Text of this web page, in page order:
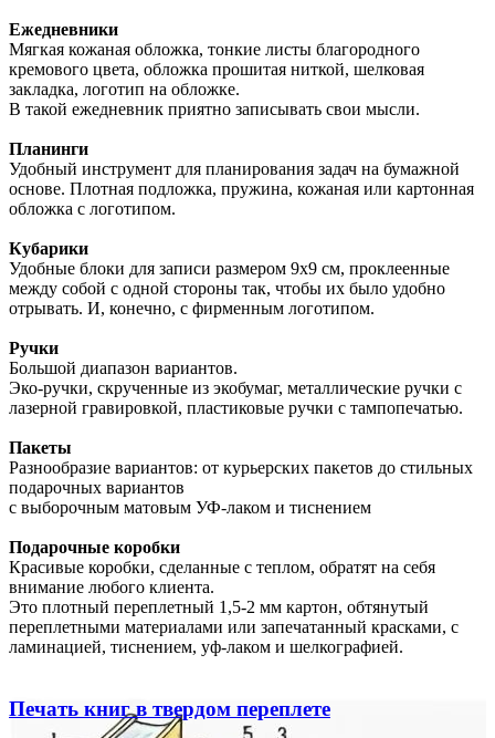
Ежедневники
Мягкая кожаная обложка, тонкие листы благородного
кремового цвета, обложка прошитая ниткой, шелковая
закладка, логотип на обложке.
В такой ежедневник приятно записывать свои мысли.
Планинги
Удобный инструмент для планирования задач на бумажной
основе. Плотная подложка, пружина, кожаная или картонная
обложка с логотипом.
Кубарики
Удобные блоки для записи размером 9х9 см, проклеенные
между собой с одной стороны так, чтобы их было удобно
отрывать. И, конечно, с фирменным логотипом.
Ручки
Большой диапазон вариантов.
Эко-ручки, скрученные из экобумаг, металлические ручки с
лазерной гравировкой, пластиковые ручки с тампопечатью.
Пакеты
Разнообразие вариантов: от курьерских пакетов до стильных
подарочных вариантов
с выборочным матовым УФ-лаком и тиснением
Подарочные коробки
Красивые коробки, сделанные с теплом, обратят на себя
внимание любого клиента.
Это плотный переплетный 1,5-2 мм картон, обтянутый
переплетными материалами или запечатанный красками, с
ламинацией, тиснением, уф-лаком и шелкографией.
Печать книг в твердом переплете